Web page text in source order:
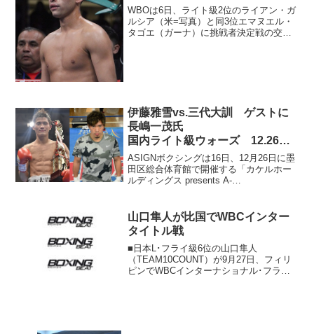
行方は？
WBOは6日、ライト級2位のライアン・ガ
ルシア（米=写真）と同3位エマヌエル・
タゴエ（ガーナ）に挑戦者決定戦の交渉
伊藤雅雪vs.三代大訓 ゲストに
長嶋一茂氏
国内ライト級ウォーズ 12.26墨
田区総合体育館
ASIGNボクシングは16日、12月26日に墨
田区総合体育館で開催する「カケルホー
ルディングス presents A-
に決定したと発表した。 この日のメイ
ンイ...
山口隼人が比国でWBCインター
タイトル戦
■日本L･フライ級6位の山口隼人
（TEAM10COUNT）が9月27日、フィリ
ピンでWBCインターナショナル･フライ